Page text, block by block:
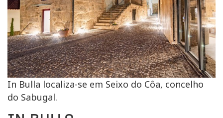
In Bulla localiza-se em Seixo do Côa, concelho
do Sabugal.